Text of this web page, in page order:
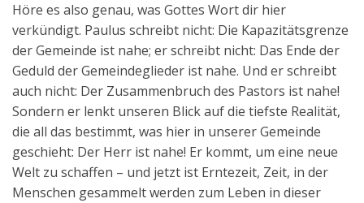
Höre es also genau, was Gottes Wort dir hier
verkündigt. Paulus schreibt nicht: Die Kapazitätsgrenze
der Gemeinde ist nahe; er schreibt nicht: Das Ende der
Geduld der Gemeindeglieder ist nahe. Und er schreibt
auch nicht: Der Zusammenbruch des Pastors ist nahe!
Sondern er lenkt unseren Blick auf die tiefste Realität,
die all das bestimmt, was hier in unserer Gemeinde
geschieht: Der Herr ist nahe! Er kommt, um eine neue
Welt zu schaffen – und jetzt ist Erntezeit, Zeit, in der
Menschen gesammelt werden zum Leben in dieser